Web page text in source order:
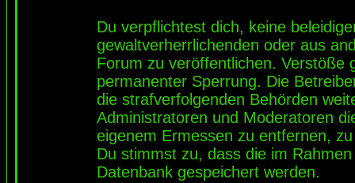
Du verpflichtest dich, keine
gewaltverherrlichenden oder aus
Forum zu veröffentlichen. Verstöße
permanenter Sperrung. Die
die strafverfolgenden Behörden
Administratoren und Moderatoren
eigenem Ermessen zu entfernen,
Du stimmst zu, dass die im
Datenbank gespeichert werden.